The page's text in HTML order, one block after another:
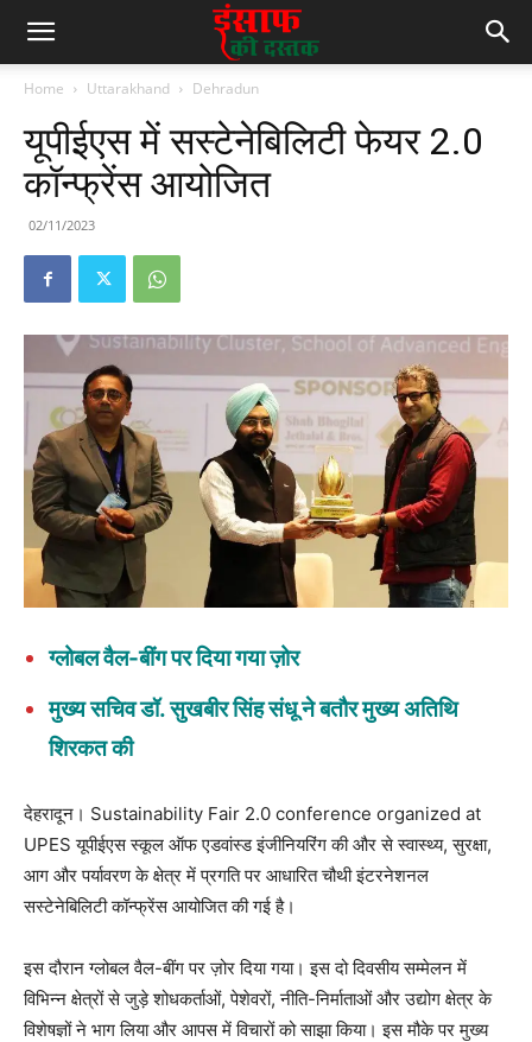
Home Uttarakhand Dehradun
यूपीईएस में सस्टेनेबिलिटी फेयर 2.0
कॉन्फ्रेंस आयोजित
02/11/2023
ग्लोबल वैल-बींग पर दिया गया ज़ोर
मुख्य सचिव डॉ. सुखबीर सिंह संधू ने बतौर मुख्य अतिथि
शिरकत की
देहरादून। Sustainability Fair 2.0 conference organized at
UPES यूपीईएस स्कूल ऑफ एडवांस्ड इंजीनियरिंग की और से स्वास्थ्य, सुरक्षा,
आग और पर्यावरण के क्षेत्र में प्रगति पर आधारित चौथी इंटरनेशनल
सस्टेनेबिलिटी कॉन्फ्रेंस आयोजित की गई है।
इस दौरान ग्लोबल वैल-बींग पर ज़ोर दिया गया। इस दो दिवसीय सम्मेलन में
विभिन्न क्षेत्रों से जुड़े शोधकर्ताओं, पेशेवरों, नीति-निर्माताओं और उद्योग क्षेत्र के
विशेषज्ञों ने भाग लिया और आपस में विचारों को साझा किया। इस मौके पर मुख्य